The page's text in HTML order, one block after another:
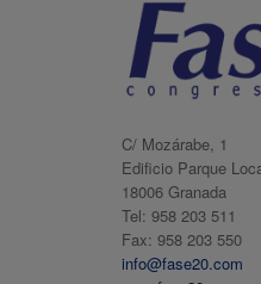
C/ Mozárabe, 1
Edificio Parque
18006 Granada
Tel: 958 203 511
Fax: 958 203 550
info@fase20.com